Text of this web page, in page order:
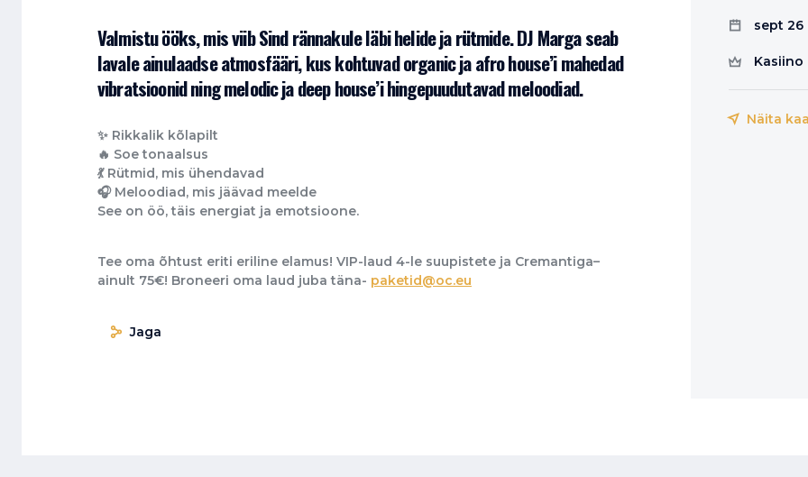
Valmistu ööks, mis viib Sind rännakule läbi helide ja rütmide. DJ Marga seab
lavale ainulaadse atmosfääri, kus kohtuvad organic ja afro house’i mahedad
vibratsioonid ning melodic ja deep house’i hingepuudutavad meloodiad.
✨ Rikkalik kõlapilt
🔥 Soe tonaalsus
💃 Rütmid, mis ühendavad
🎧 Meloodiad, mis jäävad meelde
See on öö, täis energiat ja emotsioone.
Tee oma õhtust eriti eriline elamus! VIP-laud 4-le suupistete ja Cremantiga–
ainult 75€! Broneeri oma laud juba täna- paketid@oc.eu
Jaga
sept 26
Kasiino
Näita